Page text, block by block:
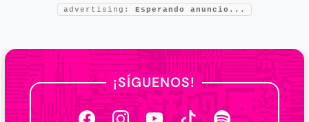
advertising: Esperando anuncio...
¡SÍGUENOS!